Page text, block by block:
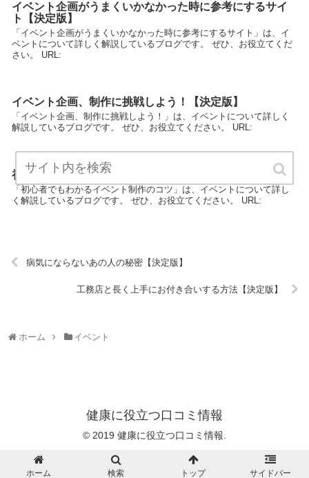
イベント企画がうまくいかなかった時に参考にするサイ
ト【決定版】
「イベント企画がうまくいかなかった時に参考にするサイト」は、イ
ベントについて詳しく解説しているブログです。 ぜひ、お役立てくだ
さい。 URL:
イベント企画、制作に挑戦しよう！【決定版】
「イベント企画、制作に挑戦しよう！」は、イベントについて詳しく
解説しているブログです。 ぜひ、お役立てください。 URL:
初心者でもわかるイベント制作のコツ【決定版】
「初心者でもわかるイベント制作のコツ」は、イベントについて詳し
く解説しているブログです。 ぜひ、お役立てください。 URL:
病気にならないあの人の秘密【決定版】
工務店と長く上手にお付き合いする方法【決定版】
ホーム イベント
健康に役立つ口コミ情報
© 2019 健康に役立つ口コミ情報.
ホーム 検索 トップ サイドバー